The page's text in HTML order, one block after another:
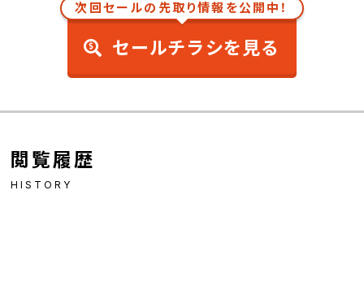
次回セールの先取り情報を公開中！
セールチラシを見る
閲覧履歴
HISTORY